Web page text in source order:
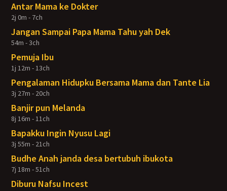
Antar Mama ke Dokter
2j 0m - 7ch
Jangan Sampai Papa Mama Tahu yah Dek
54m - 3ch
Pemuja Ibu
1j 12m - 13ch
Pengalaman Hidupku Bersama Mama dan Tante Lia
3j 27m - 20ch
Banjir pun Melanda
8j 16m - 11ch
Bapakku Ingin Nyusu Lagi
3j 55m - 21ch
Budhe Anah janda desa bertubuh ibukota
7j 18m - 51ch
Diburu Nafsu Incest